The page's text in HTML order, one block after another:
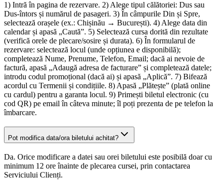
1) Intră în pagina de rezervare. 2) Alege tipul călătoriei: Dus sau
Dus-întors și numărul de pasageri. 3) În câmpurile Din și Spre,
selectează orașele (ex.: Chișinău → București). 4) Alege data din
calendar și apasă „Caută”. 5) Selectează cursa dorită din rezultate
(verifică orele de plecare/sosire și durata). 6) În formularul de
rezervare: selectează locul (unde opțiunea e disponibilă);
completează Nume, Prenume, Telefon, Email; dacă ai nevoie de
factură, apasă „Adaugă adresa de facturare” și completează datele;
introdu codul promoțional (dacă ai) și apasă „Aplică”. 7) Bifează
acordul cu Termenii și condițiile. 8) Apasă „Plătește” (plată online
cu cardul) pentru a garanta locul. 9) Primești biletul electronic (cu
cod QR) pe email în câteva minute; îl poți prezenta de pe telefon la
îmbarcare.
Pot modifica data/ora biletului achitat?
Da. Orice modificare a datei sau orei biletului este posibilă doar cu
minimum 12 ore înainte de plecarea cursei, prin contactarea
Serviciului Clienți.